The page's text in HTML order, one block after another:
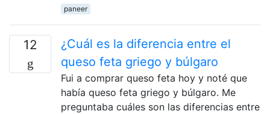
paneer
12
¿Cuál es la diferencia entre el
queso feta griego y búlgaro
Fui a comprar queso feta hoy y noté que
había queso feta griego y búlgaro. Me
preguntaba cuáles son las diferencias entre